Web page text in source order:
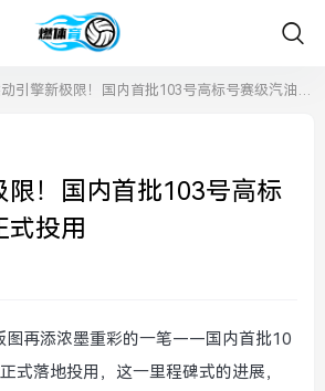
引擎新极限！国内首批103号高标号赛级汽油正式投用
限！国内首批103号高标
式投用
图再添浓墨重彩的一笔——国内首批10
式落地投用，这一里程碑式的进展，